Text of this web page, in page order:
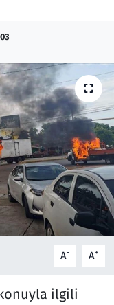
A- A+
ilgili